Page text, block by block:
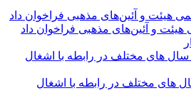
و آئین‌های مذهبی فراخوان داد
های مختلف در رابطه با اشغال